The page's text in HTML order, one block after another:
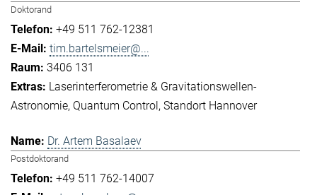
Doktorand
+49 511 762-12381
tim.bartelsmeier@...
3406 131
Laserinterferometrie & Gravitationswellen-
Astronomie Quantum Control Standort Hannover
Dr. Artem Basalaev
Postdoktorand
+49 511 762-14007